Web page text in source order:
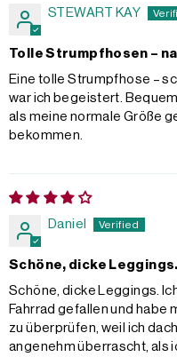
STEWART KAY
Tolle Strumpfhosen –
Eine tolle Strumpfhose –
war ich begeistert.
als meine normale Größe
bekommen.
Daniel
Schöne, dicke Leggings.
Schöne, dicke Leggings.
Fahrrad gefallen und habe
zu überprüfen, weil ich
angenehm überrascht, als